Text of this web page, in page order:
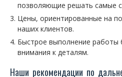
позволяющие решать самые
Цены, ориентированные на
наших клиентов.
Быстрое выполнение работы
внимания к деталям.
Наши рекомендации по